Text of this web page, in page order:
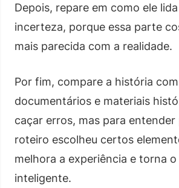
Depois, repare em como ele
incerteza, porque essa parte
mais parecida com a realidade.
Por fim, compare a história com
documentários e materiais
caçar erros, mas para entender
roteiro escolheu certos
melhora a experiência e torna o
inteligente.